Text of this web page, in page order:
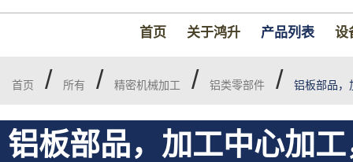
首页 关于鸿升 产品列表 设
首页 / 所有 / 精密机械加工 / 铝类零部件 / 铝板部品，
铝板部品，加工中心加